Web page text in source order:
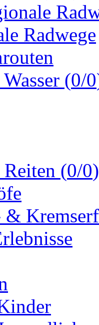
Radwege
(0/0
(0/0)
&